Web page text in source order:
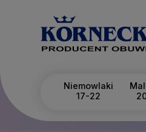
Niemowlaki
17-22